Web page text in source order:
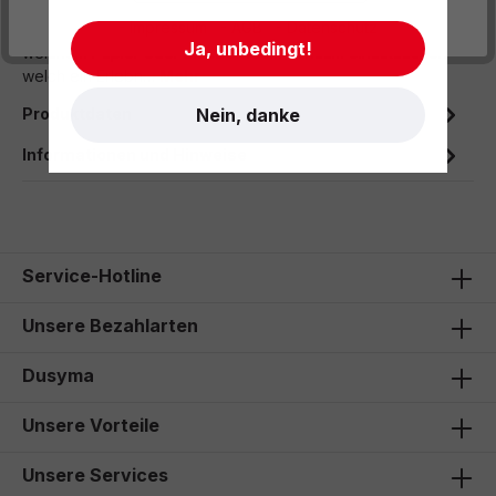
Mit dem ganzen Körper in ein Bad voll glatter Bohnen,
weichem Papier oder blubberndem Schaum einzutauchen –
welch ein Erlebn…Mehr
Produktdaten
Informationen und Hinweise
Service-Hotline
Unsere Bezahlarten
Dusyma
Unsere Vorteile
Unsere Services
- Impressum - AGB - Datenschutz
Ja, unbedingt!
Nein, danke